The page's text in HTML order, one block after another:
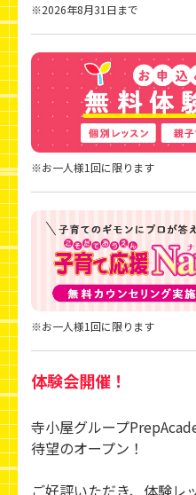
※2026年8月31日まで
※お一人様1回に限ります
※お一人様1回に限ります
体験会開催！
寺小屋グループ
待望のオープン！
ご好評いただき、体験レ